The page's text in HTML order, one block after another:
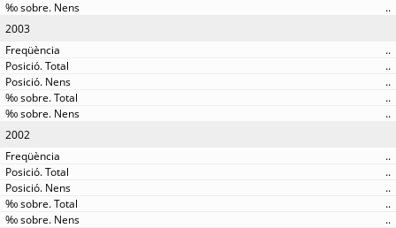
..
2003
..
..
..
..
..
2002
..
..
..
..
..